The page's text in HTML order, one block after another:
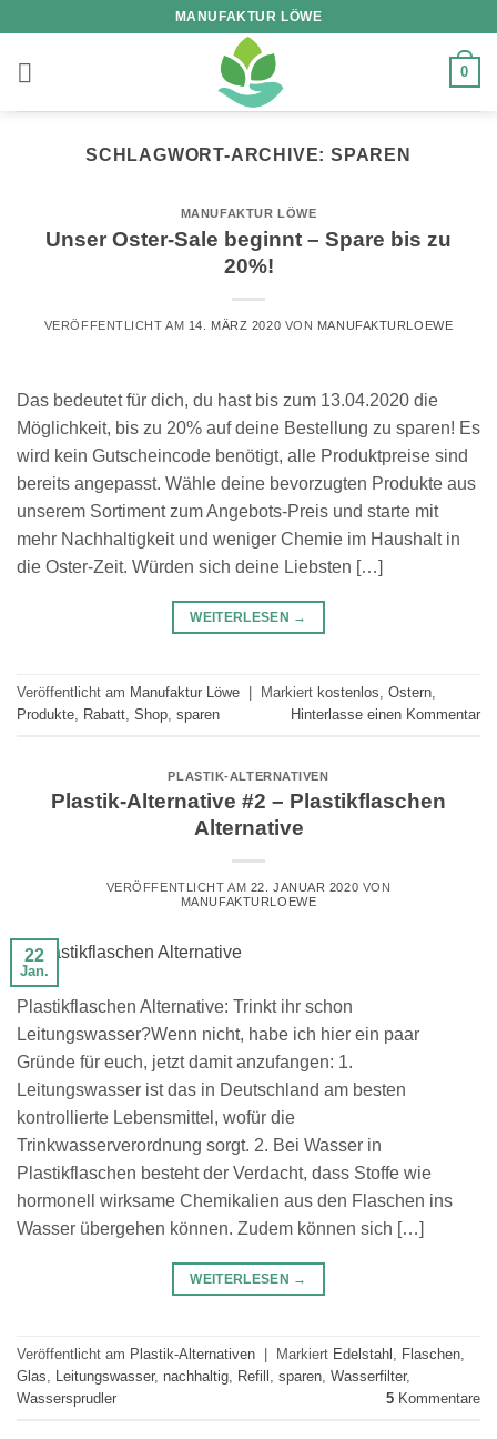
springen
MANUFAKTUR LÖWE
0
SCHLAGWORT-ARCHIVE:SPAREN
MANUFAKTUR LÖWE
Unser Oster-Sale beginnt – Spare bis zu
20%!
VERÖFFENTLICHT AM 14. MÄRZ 2020 VON MANUFAKTURLOEWE
Das bedeutet für dich, du hast bis zum 13.04.2020 die
Möglichkeit, bis zu 20% auf deine Bestellung zu sparen! Es
wird kein Gutscheincode benötigt, alle Produktpreise sind
bereits angepasst. Wähle deine bevorzugten Produkte aus
unserem Sortiment zum Angebots-Preis und starte mit
mehr Nachhaltigkeit und weniger Chemie im Haushalt in
die Oster-Zeit. Würden sich deine Liebsten […]
WEITERLESEN →
Veröffentlicht am Manufaktur Löwe Markiert kostenlos Ostern
Produkte
Rabatt Shop sparen Hinterlasse einen Kommentar
PLASTIK-ALTERNATIVEN
Plastik-Alternative #2 – Plastikflaschen
Alternative
VERÖFFENTLICHT AM 22. JANUAR 2020 VON
MANUFAKTURLOEWE
22
Jan.
Plastikflaschen Alternative: Trinkt ihr schon
Leitungswasser?Wenn nicht, habe ich hier ein paar
Gründe für euch, jetzt damit anzufangen: 1.
Leitungswasser ist das in Deutschland am besten
kontrollierte Lebensmittel, wofür die
Trinkwasserverordnung sorgt. 2. Bei Wasser in
Plastikflaschen besteht der Verdacht, dass Stoffe wie
hormonell wirksame Chemikalien aus den Flaschen ins
Wasser übergehen können. Zudem können sich […]
WEITERLESEN →
Veröffentlicht am Plastik-Alternativen Markiert Edelstahl Flaschen
Glas
Leitungswasser, nachhaltig Refill sparen Wasserfilter,
Wassersprudler
5 Kommentare